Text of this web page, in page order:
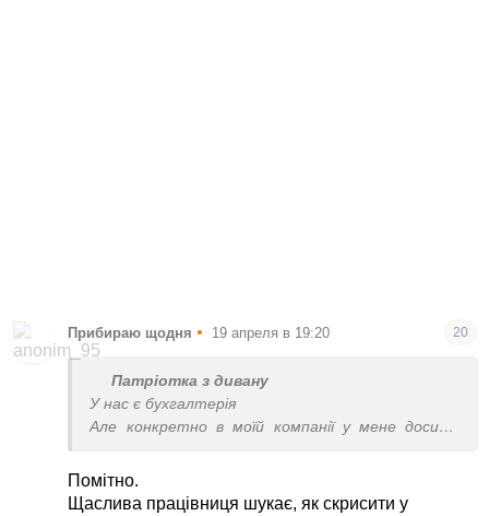
Прибираю щодня • 19 апреля в 19:20 20
Патріотка з дивану
У нас є бухгалтерія
Але конкретно в моїй компанії у мене досить
Але мене це дуже радує, я щаслива, що працюю
тут.
Помітно.
Щаслива працівниця шукає, як скрисити у